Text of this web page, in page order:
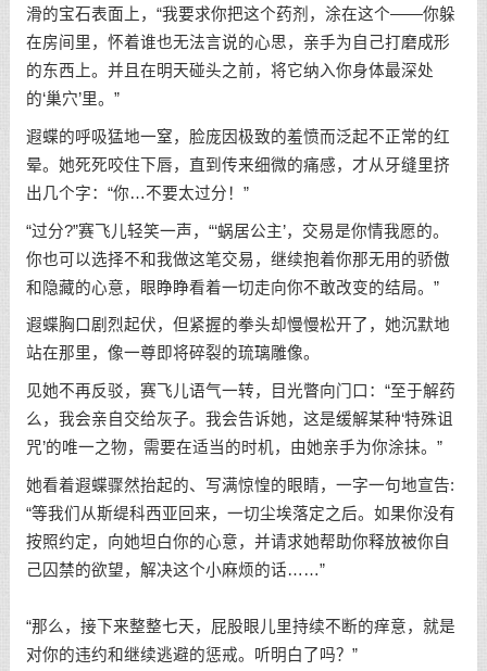
滑的宝石表面上，“我要求你把这个药剂，涂在这个——你躲
在房间里，怀着谁也无法言说的心思，亲手为自己打磨成形
的东西上。并且在明天碰头之前，将它纳入你身体最深处
的‘巢穴’里。”
遐蝶的呼吸猛地一窒，脸庞因极致的羞愤而泛起不正常的红
晕。她死死咬住下唇，直到传来细微的痛感，才从牙缝里挤
出几个字：“你…不要太过分！”
“过分?”赛飞儿轻笑一声，“‘蜗居公主’，交易是你情我愿的。
你也可以选择不和我做这笔交易，继续抱着你那无用的骄傲
和隐藏的心意，眼睁睁看着一切走向你不敢改变的结局。”
遐蝶胸口剧烈起伏，但紧握的拳头却慢慢松开了，她沉默地
站在那里，像一尊即将碎裂的琉璃雕像。
见她不再反驳，赛飞儿语气一转，目光瞥向门口：“至于解药
么，我会亲自交给灰子。我会告诉她，这是缓解某种‘特殊诅
咒’的唯一之物，需要在适当的时机，由她亲手为你涂抹。”
她看着遐蝶骤然抬起的、写满惊惶的眼睛，一字一句地宣告:
“等我们从斯缇科西亚回来，一切尘埃落定之后。如果你没有
按照约定，向她坦白你的心意，并请求她帮助你释放被你自
己囚禁的欲望，解决这个小麻烦的话……”
“那么，接下来整整七天，屁股眼儿里持续不断的痒意，就是
对你的违约和继续逃避的惩戒。听明白了吗？”